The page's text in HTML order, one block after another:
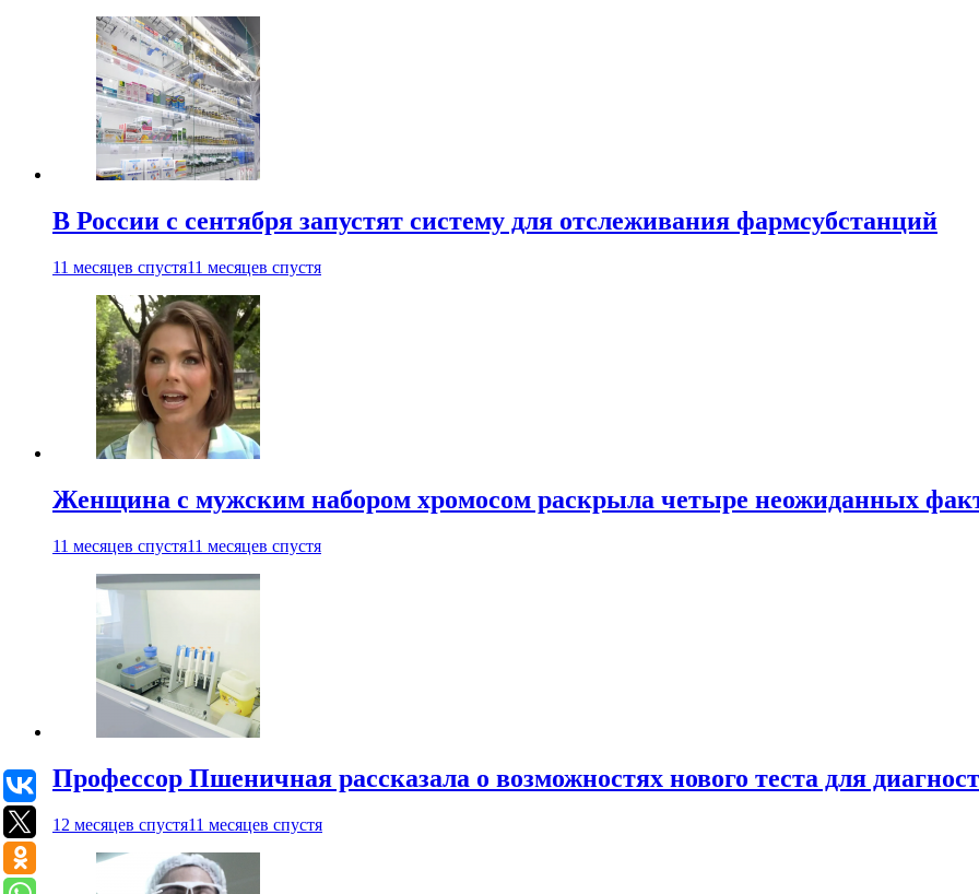
В России с сентября запустят систему для отслеживания фармсубстанций
11 месяцев спустя11 месяцев спустя
Женщина с мужским набором хромосом раскрыла четыре неожиданных
11 месяцев спустя11 месяцев спустя
Профессор Пшеничная рассказала о возможностях нового теста для
12 месяцев спустя11 месяцев спустя